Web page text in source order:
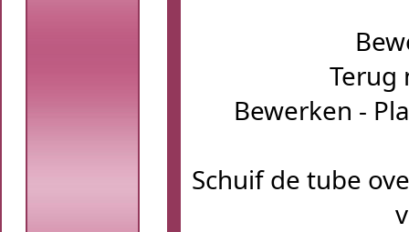
Terug
Bewerken -
Schuif de tube